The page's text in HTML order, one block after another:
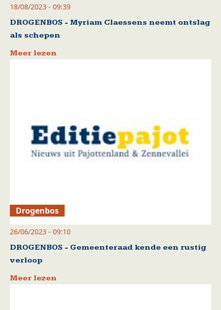
18/08/2023 - 09:39
DROGENBOS - Myriam Claessens neemt ontslag
als schepen
Meer lezen
Drogenbos
26/06/2023 - 09:10
DROGENBOS - Gemeenteraad kende een rustig
verloop
Meer lezen